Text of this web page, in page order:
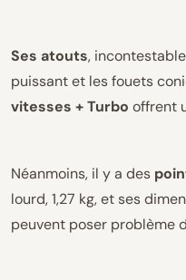
Ses atouts,
puissant et les fouets
vitesses + Turbo offrent
Néanmoins, il y a des
lourd, 1,27 kg, et ses
peuvent poser problème